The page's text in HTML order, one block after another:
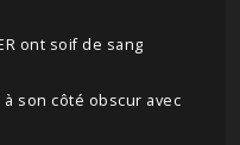
ont soif de sang
à son côté obscur avec